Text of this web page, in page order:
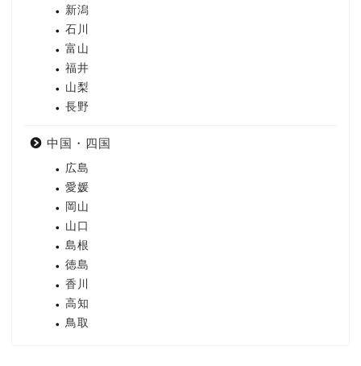
新潟
石川
富山
福井
山梨
長野
中国・四国
広島
愛媛
岡山
山口
島根
徳島
香川
高知
鳥取